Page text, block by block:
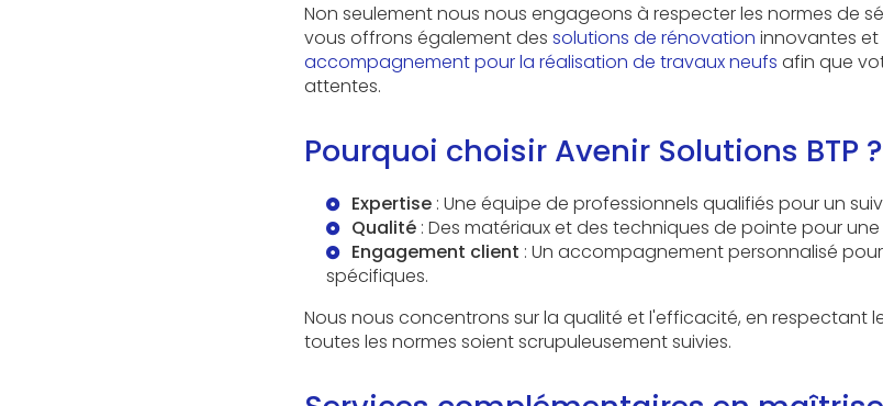
Non seulement nous nous engageons à respecter les normes de
vous offrons également des solutions de rénovation innovantes et
accompagnement pour la réalisation de travaux neufs afin que
attentes.
Pourquoi choisir Avenir Solutions BTP ?
Expertise : Une équipe de professionnels qualifiés pour un
Qualité : Des matériaux et des techniques de pointe pour
Engagement client : Un accompagnement personnalisé
spécifiques.
Nous nous concentrons sur la qualité et l'efficacité, en respectant
toutes les normes soient scrupuleusement suivies.